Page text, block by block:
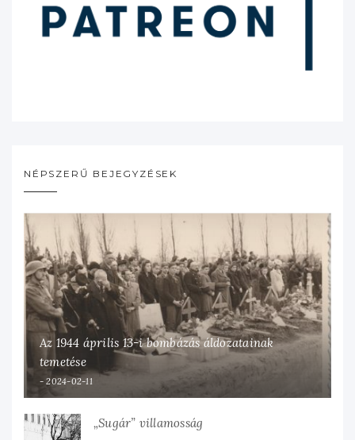
NÉPSZERŰ BEJEGYZÉSEK
Az 1944 április 13-i bombázás áldozatainak
temetése
2024-02-11
„Sugár” villamosság